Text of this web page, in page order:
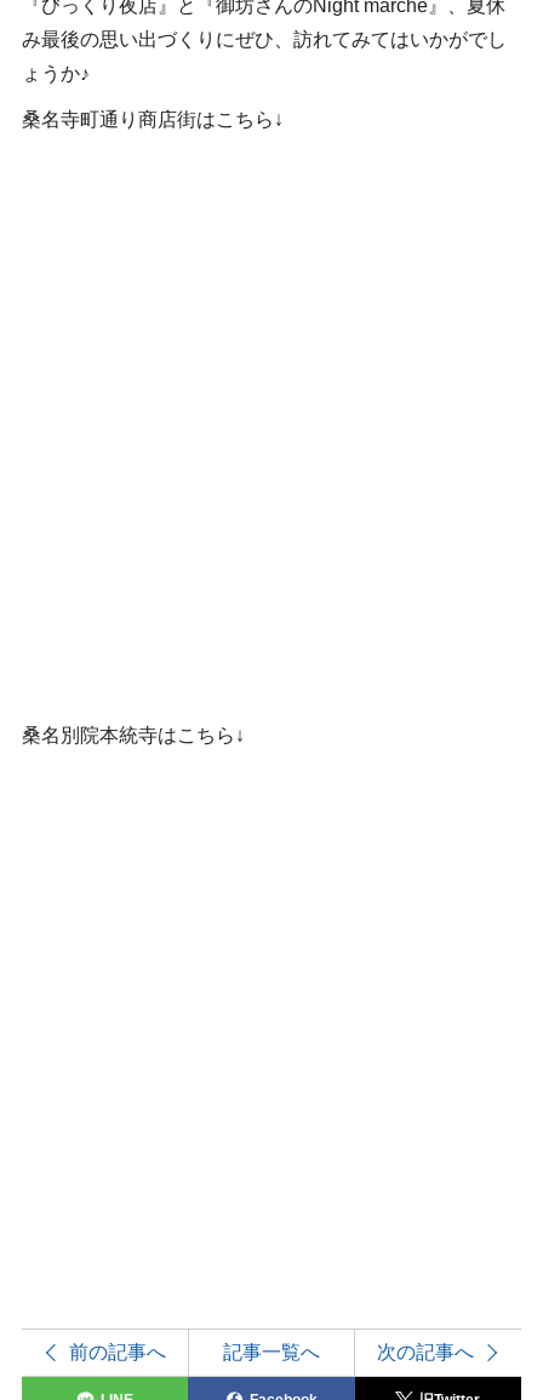
『びっくり夜店』と『御坊さんのNight marche』、夏休
み最後の思い出づくりにぜひ、訪れてみてはいかがでし
ょうか♪
桑名寺町通り商店街はこちら↓
桑名別院本統寺はこちら↓
前の記事へ 記事一覧へ 次の記事へ